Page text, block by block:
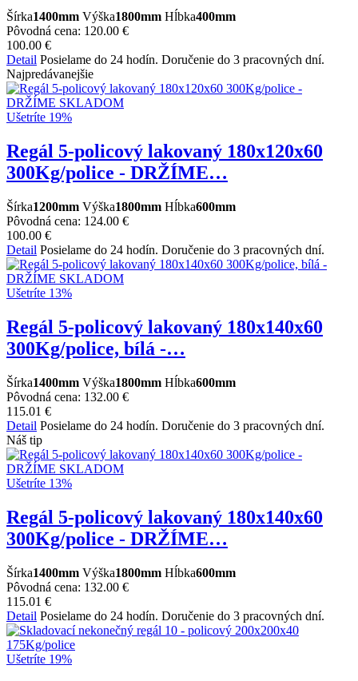
Šírka1400mm Výška1800mm Hĺbka400mm
Pôvodná cena: 120.00 €
100.00 €
Detail Posielame do 24 hodín. Doručenie do 3 pracovných dní.
Najpredávanejšie
Ušetríte 19%
Regál 5-policový lakovaný 180x120x60
300Kg/police - DRŽÍME…
Šírka1200mm Výška1800mm Hĺbka600mm
Pôvodná cena: 124.00 €
100.00 €
Detail Posielame do 24 hodín. Doručenie do 3 pracovných dní.
Ušetríte 13%
Regál 5-policový lakovaný 180x140x60
300Kg/police, bílá -…
Šírka1400mm Výška1800mm Hĺbka600mm
Pôvodná cena: 132.00 €
115.01 €
Detail Posielame do 24 hodín. Doručenie do 3 pracovných dní.
Náš tip
Ušetríte 13%
Regál 5-policový lakovaný 180x140x60
300Kg/police - DRŽÍME…
Šírka1400mm Výška1800mm Hĺbka600mm
Pôvodná cena: 132.00 €
115.01 €
Detail Posielame do 24 hodín. Doručenie do 3 pracovných dní.
Ušetríte 19%